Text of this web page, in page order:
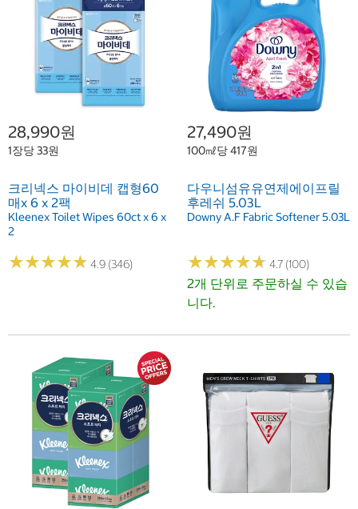
28,990원
1장당 33원
크리넥스 마이비데 캡형60
매x 6 x 2팩
Kleenex Toilet Wipes 60ct x 6 x
2
★★★★★
★★★★★ 4.9 (346)
27,490원
100㎖당 417원
다우니섬유유연제에이프릴
후레쉬 5.03L
Downy A.F Fabric Softener 5.03L
★★★★★
★★★★★ 4.7 (100)
2개 단위로 주문하실 수 있습
니다.